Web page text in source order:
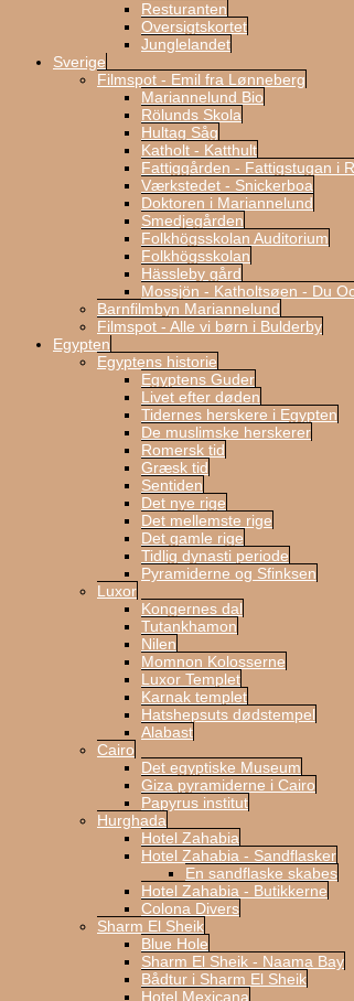
Resturanten
Oversigtskortet
Junglelandet
Sverige
Filmspot - Emil fra Lønneberg
Mariannelund Bio
Rölunds Skola
Hultag Såg
Katholt - Katthult
Fattiggården - Fattigstugan i
Værkstedet - Snickerboa
Doktoren i Mariannelund
Smedjegården
Folkhögsskolan Auditorium
Folkhögsskolan
Hässleby gård
Mossjön - Katholtsøen - Du
Barnfilmbyn Mariannelund
Filmspot - Alle vi børn i Bulderby
Egypten
Egyptens historie
Egyptens Guder
Livet efter døden
Tidernes herskere i Egypten
De muslimske herskerer
Romersk tid
Græsk tid
Sentiden
Det nye rige
Det mellemste rige
Det gamle rige
Tidlig dynasti periode
Pyramiderne og Sfinksen
Luxor
Kongernes dal
Tutankhamon
Nilen
Momnon Kolosserne
Luxor Templet
Karnak templet
Hatshepsuts dødstempel
Alabast
Cairo
Det egyptiske Museum
Giza pyramiderne i Cairo
Papyrus institut
Hurghada
Hotel Zahabia
Hotel Zahabia - Sandflasker
En sandflaske skabes
Hotel Zahabia - Butikkerne
Colona Divers
Sharm El Sheik
Blue Hole
Sharm El Sheik - Naama Bay
Bådtur i Sharm El Sheik
Hotel Mexicana